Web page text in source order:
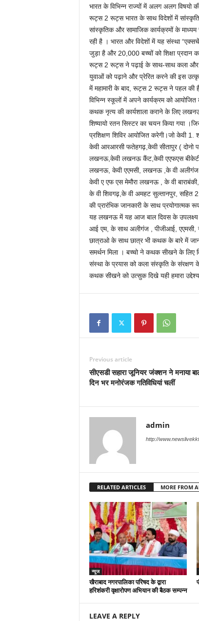
भारत के विभिन्न राज्यों में अलग अलग विषयो
रूट्स 2 रूट्स भारत के साथ विदेशों में
सांस्कृतिक और सामाजिक कार्यक्रमों के
रही है । भारत और विदेशों में यह संस्था
जुड़ा है और 20,000 बच्चों को शिक्षा प्रदान
रूट्स 2 रूट्स ने पढ़ाई के साथ-साथ कला और
युवाओं को पढ़ाने और प्रेरित करने की इस
में महामारी के बाद, रूट्स 2 रूट्स ने पहल की
विभिन्न स्कूलों में अपने कार्यक्रम को
कथक नृत्य की कार्यशाला कराने के लिए
शिष्यायो रतन सिस्टर का चयन किया गया
प्रशिक्षण शिविर आयोजित करेगी।जो केवी 1.
केवी आरआरसी फतेहगढ़,केवी सीतापुर ( दोनो
लखनऊ,केवी लखनऊ कैंट,केवी एएफएस
लखनऊ, केवी एएमसी, लखनऊ ,के वी
केवी ए एफ एस मेमौरा लखनऊ , के वी
के वी शिवगढ़,के वी अमहट सुल्तानपुर, सहित
की प्रारंभिक जानकारी के साथ प्रयोगात्मक
यह लखनऊ में यह आज बाल दिवस के उपलक्ष्य
आई एम, के साथ अलीगंज , पीजीआई, एएमसी,
छात्राओ के साथ छात्र भी कथक के बारे में
समर्थन मिला । बच्चो ने कथक सीखने के लिए
संस्था के प्रयास को कला संस्कृति के संरक्षण के
कथक सीखने को उत्सुक दिखे यही हमारा
Previous article
सीएसडी सहारा जूनियर जंक्शन ने मनाया
दिन भर मनोरंजक गतिविधियां चलीं
admin
http://
RELATED ARTICLES MORE FROM
न्यूज
खैराबाद नगरपालिका परिषद के द्वारा
हरिशंकरी वृक्षारोपण अभियान की बैठक सम्पन्न
LEAVE A REPLY